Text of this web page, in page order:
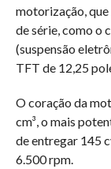
motorização, que
de série, como o
(suspensão
TFT de 12,25
O coração da
cm³, o mais
de entregar 145
6.500 rpm.